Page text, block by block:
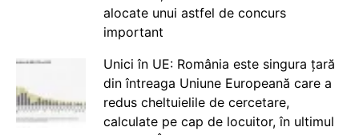
alocate unui astfel de concurs
important
Unici în UE: România este singura țară
din întreaga Uniune Europeană care a
redus cheltuielile de cercetare,
calculate pe cap de locuitor, în ultimul